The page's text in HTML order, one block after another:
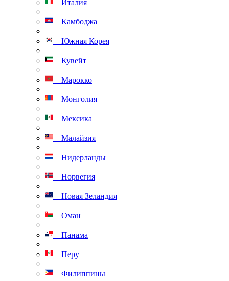
Италия
Камбоджа
Южная Корея
Кувейт
Марокко
Монголия
Мексика
Малайзия
Нидерланды
Норвегия
Новая Зеландия
Оман
Панама
Перу
Филиппины